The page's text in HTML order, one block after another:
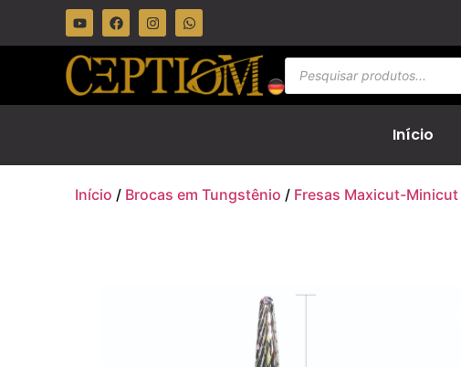
Início
Início / Brocas em Tungstênio / Fresas Maxicut-Minicut